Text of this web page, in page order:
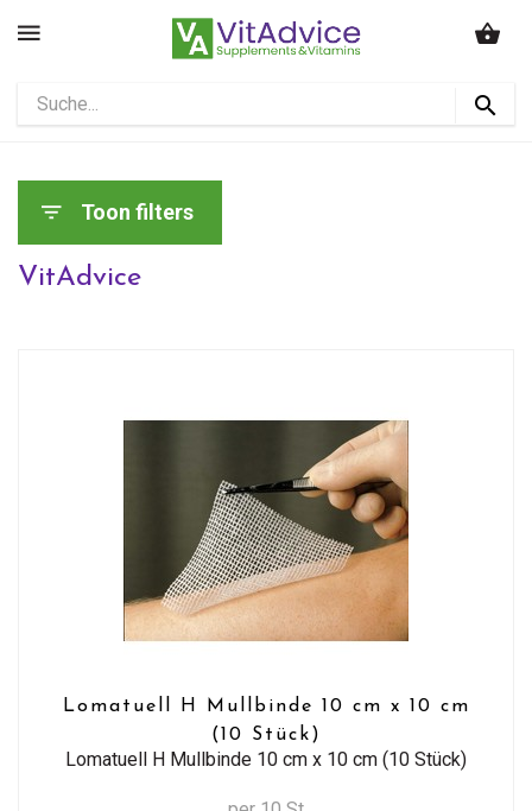
Toon filters
VitAdvice
Lomatuell H Mullbinde 10 cm x 10 cm
(10 Stück)
Lomatuell H Mullbinde 10 cm x 10 cm (10 Stück)